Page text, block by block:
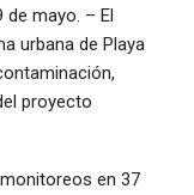
de mayo. – El
urbana de Playa
proyecto
en 37